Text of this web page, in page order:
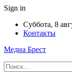
Sign in
Суббота, 8
Контакты
Медиа Брест